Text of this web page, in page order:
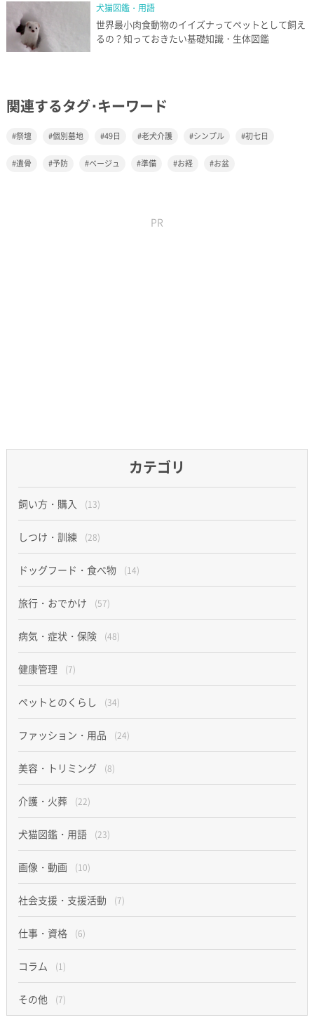
犬猫図鑑・用語
世界最小肉食動物のイイズナってペットとして飼え
るの？知っておきたい基礎知識・生体図鑑
関連するタグ･キーワード
祭壇 個別墓地 49日 老犬介護 シンプル 初七日
遺骨 予防 ベージュ 準備 お経 お盆
PR
カテゴリ
飼い方・購入 (13)
しつけ・訓練 (28)
ドッグフード・食べ物 (14)
旅行・おでかけ (57)
病気・症状・保険 (48)
健康管理 (7)
ペットとのくらし (34)
ファッション・用品 (24)
美容・トリミング (8)
介護・火葬 (22)
犬猫図鑑・用語 (23)
画像・動画 (10)
社会支援・支援活動 (7)
仕事・資格 (6)
コラム (1)
その他 (7)